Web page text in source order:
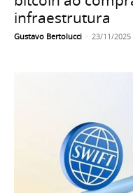
infraestrutura
Gustavo Bertolucci - 23/11/2025